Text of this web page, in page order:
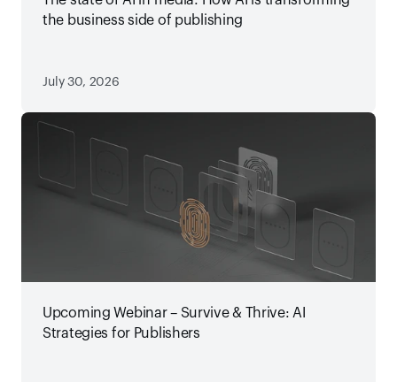
the business side of publishing
July 30, 2026
Upcoming Webinar – Survive & Thrive: AI
Strategies for Publishers